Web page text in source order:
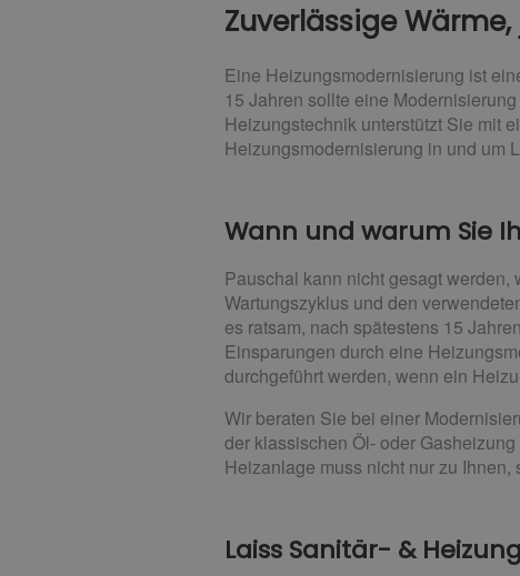
Zuverlässige
Eine Heizungsmodernisierung ist
15 Jahren sollte eine
Heizungstechnik unterstützt Sie mit
Heizungsmodernisierung in und um
Wann und warum Sie
Pauschal kann nicht gesagt
Wartungszyklus und den
es ratsam, nach spätestens 15
Einsparungen durch eine
durchgeführt werden, wenn ein
Wir beraten Sie bei einer
der klassischen Öl- oder
Heizanlage muss nicht nur zu
Laiss Sanitär- &